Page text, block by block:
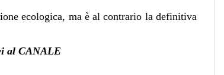
ecologica, ma è al contrario la definitiva
al CANALE